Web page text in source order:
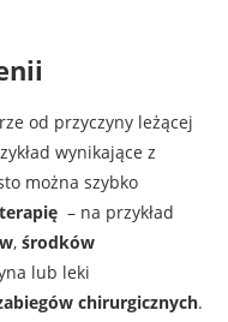
od przyczyny leżącej
wynikające z
można szybko
– na przykład
, środków
lub leki
chirurgicznych.